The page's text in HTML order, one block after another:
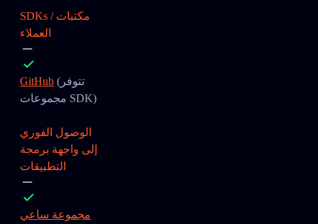
SDKs / مكتبات
العملاء
GitHub (تتوفر
مجموعات SDK)
الوصول الفوري
إلى واجهة برمجة
التطبيقات
مجموعة ساعي